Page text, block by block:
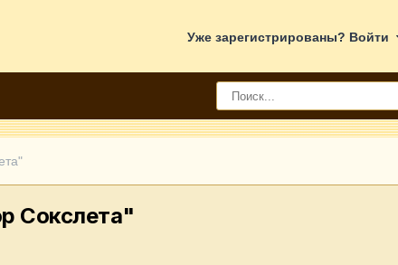
Уже зарегистрированы? Войти
Сокслета"